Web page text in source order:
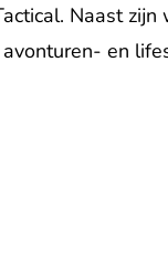
Naast
en